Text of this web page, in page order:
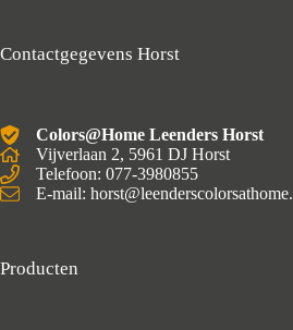
Contactgegevens Horst
Colors@Home Leenders Horst
Vijverlaan 2, 5961 DJ Horst
Telefoon: 077-3980855
E-mail:
Producten